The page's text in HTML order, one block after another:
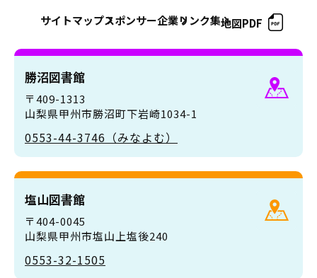
サイトマップスポンサー企業リンク集地図PDF
勝沼図書館
〒409-1313
山梨県甲州市勝沼町下岩崎1034-1
0553-44-3746（みなよむ）
塩山図書館
〒404-0045
山梨県甲州市塩山上塩後240
0553-32-1505